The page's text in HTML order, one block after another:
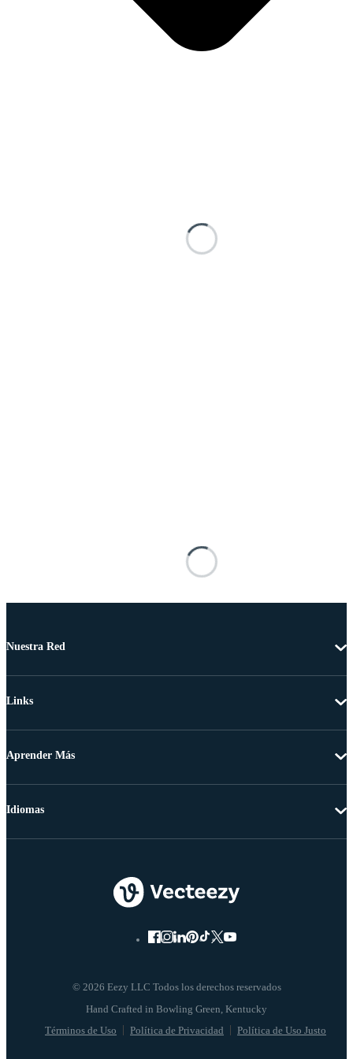
Nuestra Red
Links
Aprender Más
© 2026 Eezy LLC Todos los derechos reservados
Términos de Uso Política de Privacidad Política de Uso Justo
Idiomas